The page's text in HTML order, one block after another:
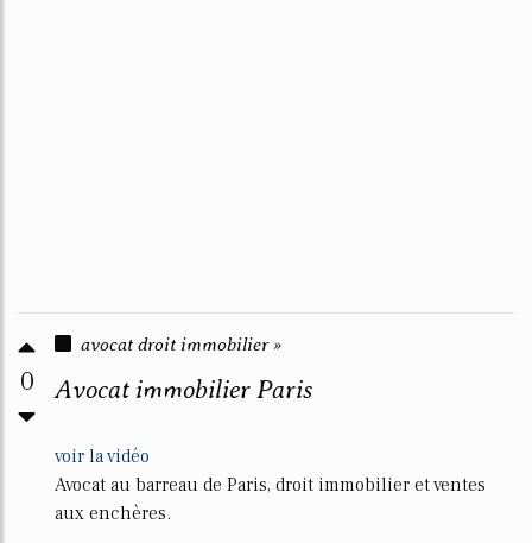
0
avocat droit immobilier »
Avocat immobilier Paris
voir la vidéo
Avocat au barreau de Paris, droit immobilier et ventes
aux enchères.